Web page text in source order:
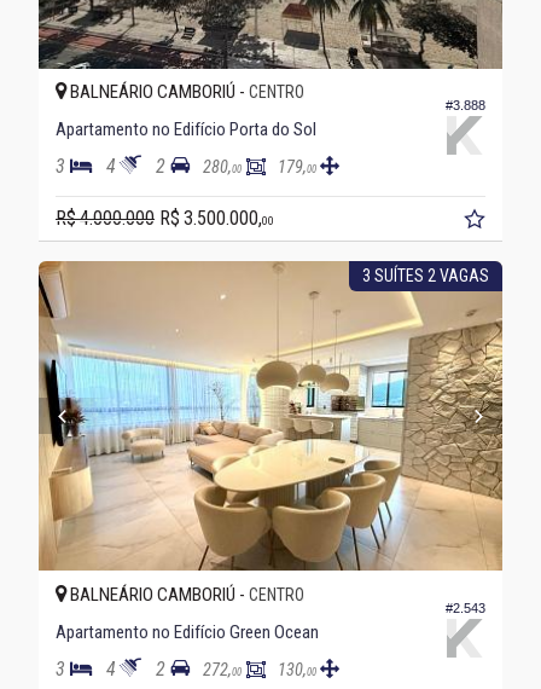
#3.888
BALNEÁRIO CAMBORIÚ - CENTRO
Apartamento no Edifício Porta do Sol
3 4 2 280,00 179,00
R$ 4.000.000 R$ 3.500.000,00
3 SUÍTES 2 VAGAS
#2.543
BALNEÁRIO CAMBORIÚ - CENTRO
Apartamento no Edifício Green Ocean
3 4 2 272,00 130,00